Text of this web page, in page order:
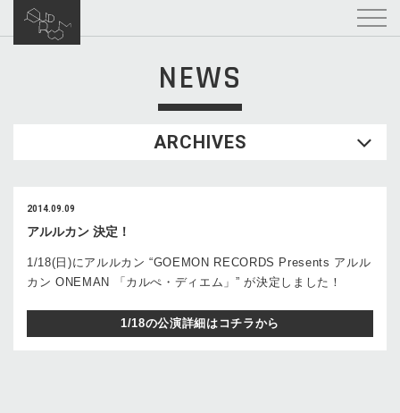
NEWS
ARCHIVES
2014.09.09
アルルカン 決定！
1/18(日)にアルルカン “GOEMON RECORDS Presents アルル
カン ONEMAN 「カルぺ・ディエム」” が決定しました！
1/18の公演詳細はコチラから